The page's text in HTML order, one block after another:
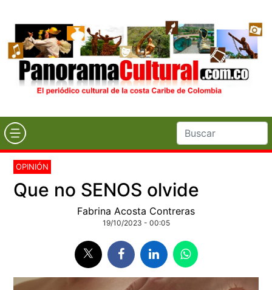
OPINIÓN
Que no SENOS olvide
Fabrina Acosta Contreras
19/10/2023 - 00:05